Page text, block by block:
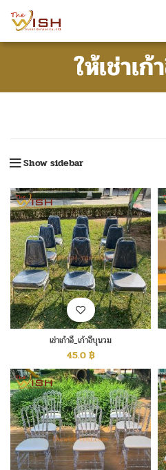
ให้เช่าเ
Show sidebar
เช่าเก้าอี้_เก้าอี้บุนวม
45.0฿